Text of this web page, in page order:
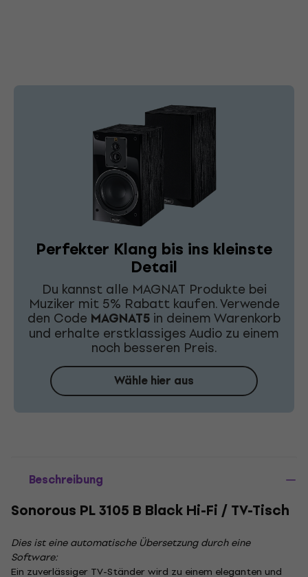
Perfekter Klang bis ins kleinste
Detail
Du kannst alle MAGNAT Produkte bei
Muziker mit 5% Rabatt kaufen. Verwende
den Code MAGNAT5 in deinem Warenkorb
und erhalte erstklassiges Audio zu einem
noch besseren Preis.
Wähle hier aus
Beschreibung
Sonorous PL 3105 B Black Hi-Fi / TV-Tisch
Dies ist eine automatische Übersetzung durch eine
Software:
Ein zuverlässiger TV-Ständer wird zu einem eleganten und